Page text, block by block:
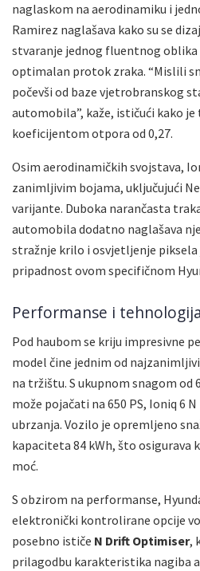
naglaskom na aerodinamiku i
Ramirez naglašava kako su se
stvaranje jednog fluentnog oblika
optimalan protok zraka. “Mislili
počevši od baze vjetrobranskog
automobila”, kaže, ističući kako
koeficijentom otpora od 0,27.
Osim aerodinamičkih svojstava,
zanimljivim bojama, uključujući
varijante. Duboka narančasta
automobila dodatno naglašava
stražnje krilo i osvjetljenje piksela
pripadnost ovom specifičnom
Performanse i tehnologija
Pod haubom se kriju impresivne
model čine jednim od
na tržištu. S ukupnom snagom od
može pojačati na 650 PS, Ioniq 6
ubrzanja. Vozilo je opremljeno
kapaciteta 84 kWh, što osigurava
moć.
S obzirom na performanse,
elektronički kontrolirane opcije
posebno ističe N Drift Optimiser,
prilagodbu karakteristika nagiba